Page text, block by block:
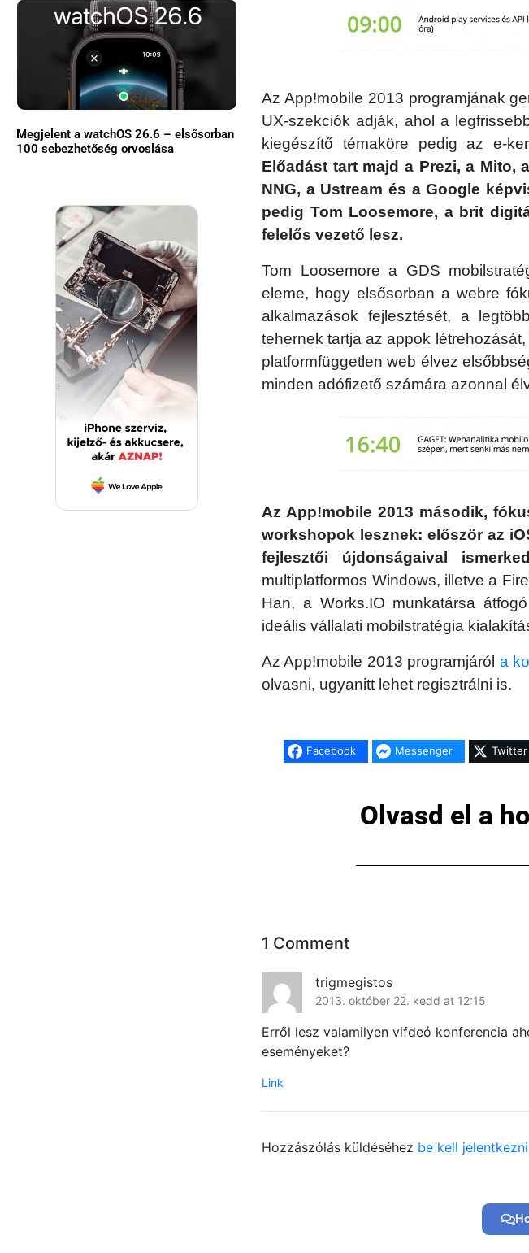
Megjelent a watchOS 26.6 – elsősorban
100 sebezhetőség orvoslása
Az App!mobile 2013 programjának
UX-szekciók adják, ahol a
kiegészítő témaköre pedig az e-
Előadást tart majd a Prezi, a Mito,
NNG, a Ustream és a Google
pedig Tom Loosemore, a brit
felelős vezető lesz.
Tom Loosemore a GDS
eleme, hogy elsősorban a webre
alkalmazások fejlesztését, a
tehernek tartja az appok
platformfüggetlen web élvez
minden adófizető számára azonnal
Az App!mobile 2013 második,
workshopok lesznek: először az
fejlesztői újdonságaival
multiplatformos Windows, illetve a
Han, a Works.IO munkatársa
ideális vállalati mobilstratégia
Az App!mobile 2013 programjáról a
olvasni, ugyanitt lehet regisztrálni is.
Facebook Messenger Twitter
Olvasd el a
1 Comment
trigmegistos
2013. október 22. kedd at 12:15
Erről lesz valamilyen vifdeó konferencia
eseményeket?
Link
Hozzászólás küldéséhez be kell jelentkezni